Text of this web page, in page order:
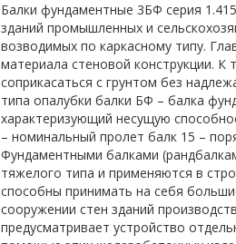
Балки фундаментные 3БФ серия
зданий промышленных и
возводимых по каркасному типу.
материала стеновой конструкции.
соприкасаться с грунтом без
типа опалубки балки БФ – балка
характеризующий несущую
– номинальный пролет балк 15 –
Фундаментными балками
тяжелого типа и применяются в
способны принимать на себя
сооружении стен зданий
предусматривает устройство